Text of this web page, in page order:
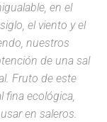
en el
el viento y el
nuestros
de una sal
Fruto de este
fina ecológica,
en saleros.